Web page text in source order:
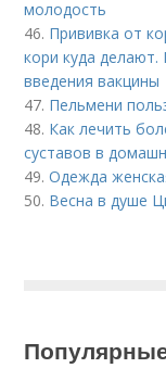
молодость
46. Прививка от
кори куда делают.
введения вакцины
47. Пельмени
48. Как лечить
суставов в
49.Одежда
50. Весна в душе